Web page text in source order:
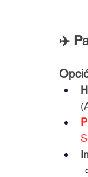
✈️